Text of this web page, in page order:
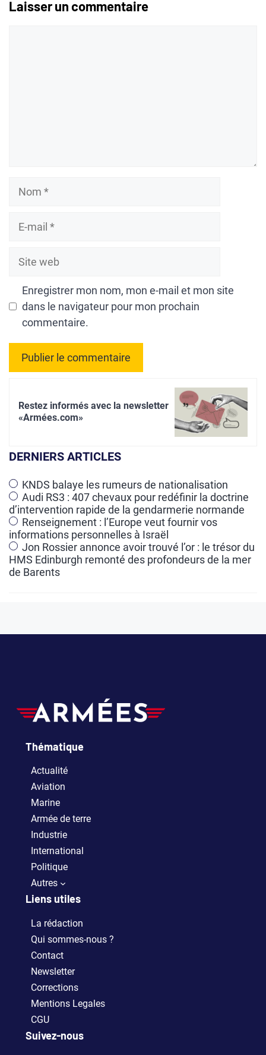
Laisser un commentaire
Site
Enregistrer mon nom, mon e-mail et mon site
dans le navigateur pour mon prochain
commentaire.
r
a
t
i
v
e
:
Restez informés avec la newsletter
«Armées.com»
DERNIERS ARTICLES
KNDS balaye les rumeurs de nationalisation
Audi RS3 : 407 chevaux pour redéfinir la doctrine
d’intervention rapide de la gendarmerie normande
Renseignement : l’Europe veut fournir vos
informations personnelles à Israël
Jon Rossier annonce avoir trouvé l’or : le trésor du
HMS Edinburgh remonté des profondeurs de la mer
de Barents
Thématique
Actualité
Aviation
Marine
Armée de terre
Industrie
International
Politique
Autres
Liens utiles
La rédaction
Qui sommes-nous ?
Contact
Newsletter
Corrections
Mentions Legales
CGU
Suivez-nous